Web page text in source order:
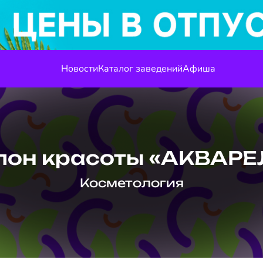
НовостиКаталог заведенийАфиша
красоты
Косметология